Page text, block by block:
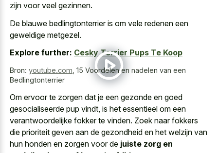
zijn voor veel gezinnen.
De blauwe bedlingtonterrier is om vele redenen een
geweldige metgezel.
Explore further: Cesky Terrier Pups Te Koop
Bron: youtube.com 15 Voordelen en nadelen van een
Bedlingtonterrier
Om ervoor te zorgen dat je een gezonde en goed
gesocialiseerde pup vindt, is het essentieel om een
verantwoordelijke fokker te vinden. Zoek naar fokkers
die prioriteit geven aan de gezondheid en het welzijn van
hun honden en zorgen voor de juiste zorg en